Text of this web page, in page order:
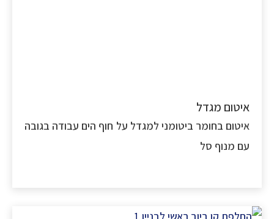
מגדל
בחומר ביטומני למגדל על חוף הים עבודה בגובה
מנוף סל